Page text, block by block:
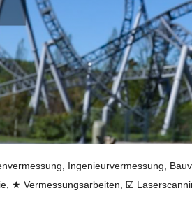
Ingenieurvermessung,
★ Vermessungsarbeiten, ☑️